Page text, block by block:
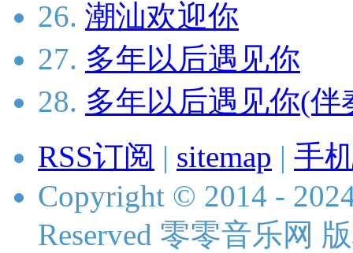
26. 潮汕欢迎你
27. 多年以后遇见你
28. 多年以后遇见你(伴
RSS订阅 | sitemap | 手
Copyright © 2014 -
Reserved 零零音乐网